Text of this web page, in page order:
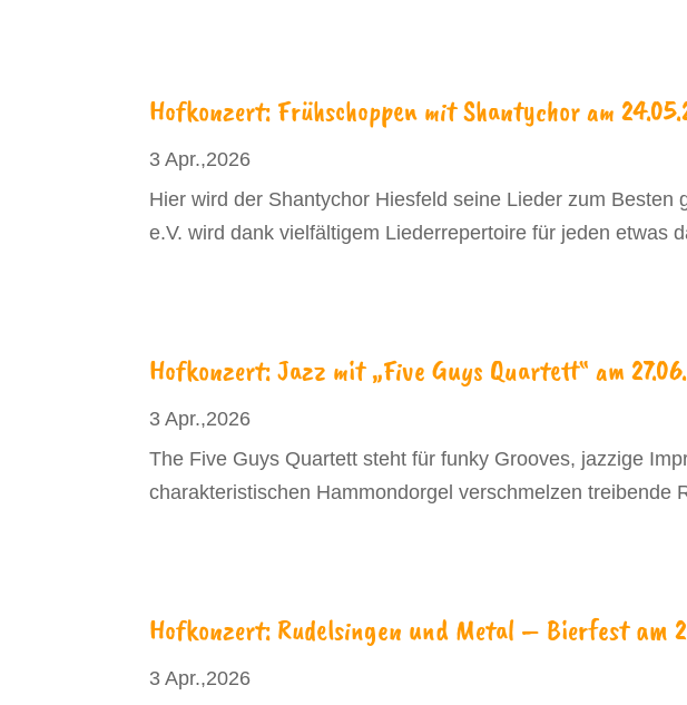
Hofkonzert: Frühschoppen mit Shantychor am
3 Apr.,2026
Hier wird der Shantychor Hiesfeld seine Lieder zum Besten
e.V. wird dank vielfältigem Liederrepertoire für jeden etwas
Hofkonzert: Jazz mit „Five Guys Quartett“ am
3 Apr.,2026
The Five Guys Quartett steht für funky Grooves, jazzige
charakteristischen Hammondorgel verschmelzen treibende
Hofkonzert: Rudelsingen und Metal – Bierfest am
3 Apr.,2026